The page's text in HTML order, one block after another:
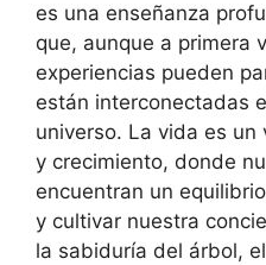
es una enseñanza
que, aunque a primera
experiencias pueden
están interconectadas
universo. La vida es
y crecimiento, donde
encuentran un
y cultivar nuestra
la sabiduría del árbol,